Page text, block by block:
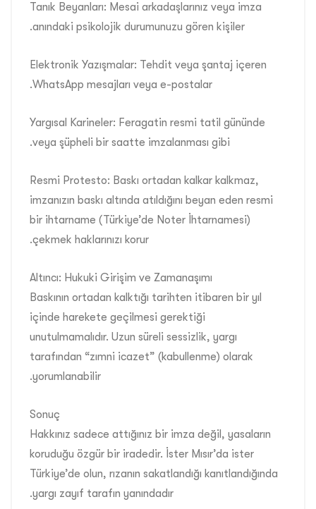
Tanık Beyanları: Mesai arkadaşlarınız veya imza
anındaki psikolojik durumunuzu gören kişiler.
Elektronik Yazışmalar: Tehdit veya şantaj içeren
WhatsApp mesajları veya e-postalar.
Yargısal Karineler: Feragatin resmi tatil gününde
veya şüpheli bir saatte imzalanması gibi.
Resmi Protesto: Baskı ortadan kalkar kalkmaz,
imzanızın baskı altında atıldığını beyan eden resmi
bir ihtarname (Türkiye’de Noter İhtarnamesi)
çekmek haklarınızı korur.
Altıncı: Hukuki Girişim ve Zamanaşımı
Baskının ortadan kalktığı tarihten itibaren bir yıl
içinde harekete geçilmesi gerektiği
unutulmamalıdır. Uzun süreli sessizlik, yargı
tarafından “zımni icazet” (kabullenme) olarak
yorumlanabilir.
Sonuç
Hakkınız sadece attığınız bir imza değil, yasaların
koruduğu özgür bir iradedir. İster Mısır’da ister
Türkiye’de olun, rızanın sakatlandığı kanıtlandığında
yargı zayıf tarafın yanındadır.